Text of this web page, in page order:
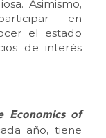
Asimismo,
en
el estado
de interés
Economics of
año, tiene